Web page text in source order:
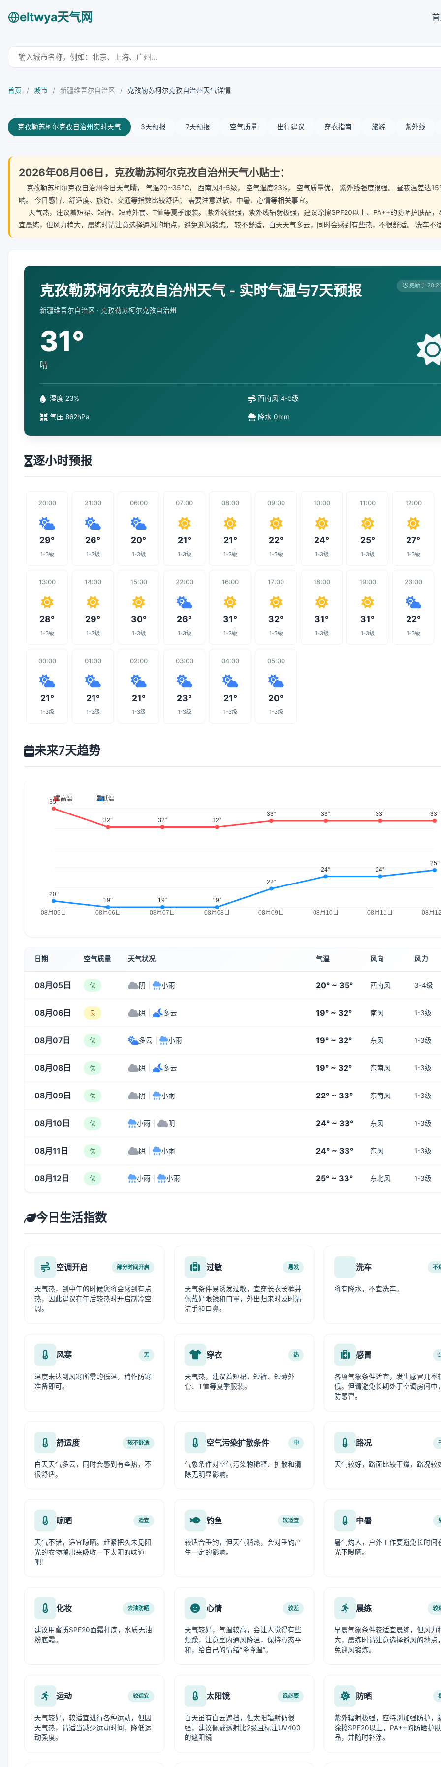
eltwya天气网
首页 / 城市 / 新疆维吾尔自治区 / 克孜勒苏柯尔克孜自治州天气详情
克孜勒苏柯尔克孜自治州实时天气 3天预报 7天预报 空气质量 出行建议 穿衣指南 旅游 紫外线
2026年08月06日，克孜勒苏柯尔克孜自治州天气小贴士：
克孜勒苏柯尔克孜自治州今日天气晴， 气温20~35℃， 西南风4-5级， 空气湿度23%， 空气质量优， 紫外线强度很强。 昼夜温差达
响。 今日感冒、舒适度、旅游、交通等指数比较舒适； 需要注意过敏、中暑、心情等相关事宜。
天气热，建议着短裙、短裤、短薄外套、T恤等夏季服装。 紫外线很强，紫外线辐射极强，建议涂擦SPF20以上、PA++的防晒护肤品
宜晨练，但风力稍大，晨练时请注意选择避风的地点，避免迎风锻炼。 较不舒适，白天天气多云，同时会感到有些热，不很舒适。 洗车不
克孜勒苏柯尔克孜自治州天气 - 实时气温与7天预报
新疆维吾尔自治区 · 克孜勒苏柯尔克孜自治州
更新于
31°
晴
湿度 23% 西南风 4-5级
气压 862hPa 降水 0mm
逐小时预报
20:00
29°
1-3级
21:00
26°
1-3级
06:00
20°
1-3级
07:00
21°
1-3级
08:00
21°
1-3级
09:00
22°
1-3级
10:00
24°
1-3级
11:00
25°
1-3级
12:00
27°
1-3级
13:00
28°
1-3级
14:00
29°
1-3级
15:00
30°
1-3级
22:00
26°
1-3级
16:00
31°
1-3级
17:00
32°
1-3级
18:00
31°
1-3级
19:00
31°
1-3级
23:00
22°
1-3级
00:00
21°
1-3级
01:00
21°
1-3级
02:00
21°
1-3级
03:00
23°
1-3级
04:00
21°
1-3级
05:00
20°
1-3级
未来7天趋势
日期 空气质量 天气状况 气温 风向 风力
08月05日 优 阴 小雨 20° ~ 35° 西南风 3-4级
08月06日 良 阴 多云 19° ~ 32° 南风 1-3级
08月07日 优 多云 小雨 19° ~ 32° 东风 1-3级
08月08日 优 阴 多云 19° ~ 32° 东南风 1-3级
08月09日 优 阴 小雨 22° ~ 33° 东南风 1-3级
08月10日 优 小雨 阴 24° ~ 33° 东风 1-3级
08月11日 优 阴 小雨 24° ~ 33° 东风 1-3级
08月12日 优 小雨 小雨 25° ~ 33° 东北风 1-3级
今日生活指数
空调开启 部分时间开启
天气热，到中午的时候您将会感到有点
热，因此建议在午后较热时开启制冷空
调。
过敏 易发
天气条件易诱发过敏，宜穿长衣长裤并
佩戴好眼镜和口罩，外出归来时及时清
洁手和口鼻。
洗车 不
将有降水，不宜洗车。
风寒 无
温度未达到风寒所需的低温，稍作防寒
准备即可。
穿衣 热
天气热，建议着短裙、短裤、短薄外
套、T恤等夏季服装。
感冒
各项气象条件适宜，发生感冒几率
低。但请避免长期处于空调房间中
防感冒。
舒适度 较不舒适
白天天气多云，同时会感到有些热，不
很舒适。
空气污染扩散条件 中
气象条件对空气污染物稀释、扩散和清
除无明显影响。
路况
天气较好，路面比较干燥，路况较
晾晒 适宜
天气不错，适宜晾晒。赶紧把久未见阳
光的衣物搬出来吸收一下太阳的味道
吧！
钓鱼 较适宜
较适合垂钓，但天气稍热，会对垂钓产
生一定的影响。
中暑
暑气灼人，户外工作要避免长时间
光下曝晒。
化妆 去油防晒
建议用蜜质SPF20面霜打底，水质无油
粉底霜。
心情 较差
天气较好，气温较高，会让人觉得有些
烦躁，注意室内通风降温，保持心态平
和，给自己的情绪“降降温”。
晨练 较
早晨气象条件较适宜晨练，但风力
大，晨练时请注意选择避风的地点
免迎风锻炼。
运动 较适宜
天气较好，较适宜进行各种运动，但因
天气热，请适当减少运动时间，降低运
动强度。
太阳镜 很必要
白天虽有白云遮挡，但太阳辐射仍很
强，建议佩戴透射比2级且标注UV400
的遮阳镜
防晒
紫外辐射极强，应特别加强防护，
涂擦SPF20以上，PA++的防晒护
品，并随时补涂。